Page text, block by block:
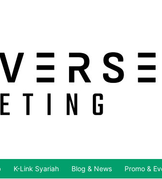
K-Link Syariah Blog & News Promo &